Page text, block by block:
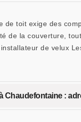
de toit exige des
de la couverture,
de velux
Chaudefontaine :